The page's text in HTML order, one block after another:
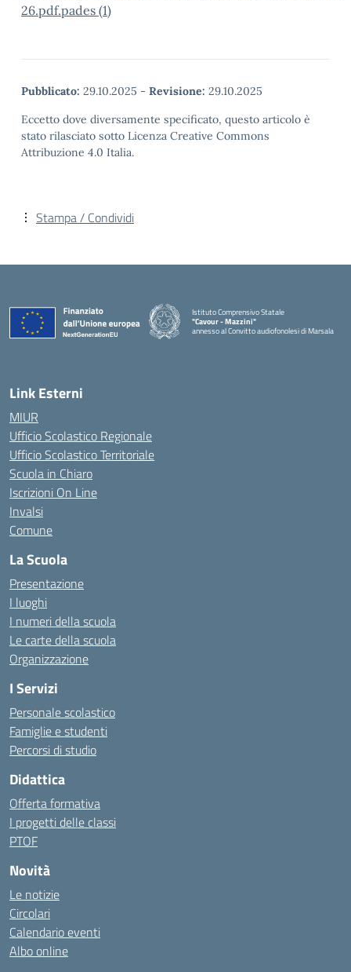
26.pdf.pades (1)
Pubblicato: 29.10.2025 - Revisione: 29.10.2025
Eccetto dove diversamente specificato, questo articolo è
stato rilasciato sotto Licenza Creative Commons
Attribuzione 4.0 Italia.
Stampa / Condividi
Istituto Comprensivo Statale
"Cavour - Mazzini"
annesso al Convitto audiofonolesi di Marsala
Link Esterni
MIUR
Ufficio Scolastico Regionale
Ufficio Scolastico Territoriale
Scuola in Chiaro
Iscrizioni On Line
Invalsi
Comune
La Scuola
Presentazione
I luoghi
I numeri della scuola
Le carte della scuola
Organizzazione
I Servizi
Personale scolastico
Famiglie e studenti
Percorsi di studio
Didattica
Offerta formativa
I progetti delle classi
PTOF
Novità
Le notizie
Circolari
Calendario eventi
Albo online